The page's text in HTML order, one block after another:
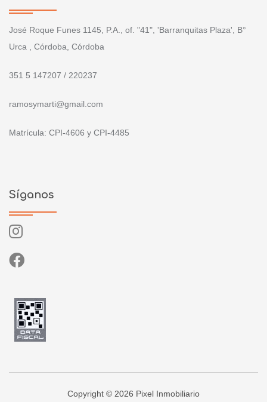
José Roque Funes 1145, P.A., of. "41", 'Barranquitas Plaza', B°
Urca , Córdoba, Córdoba
351 5 147207 / 220237
ramosymarti@gmail.com
Matrícula: CPI-4606 y CPI-4485
Síganos
Copyright © 2026 Pixel Inmobiliario